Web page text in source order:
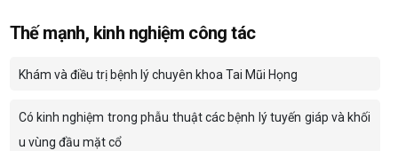
Thế mạnh, kinh nghiệm công tác
Khám và điều trị bệnh lý chuyên khoa Tai Mũi Họng
Có kinh nghiệm trong phẫu thuật các bệnh lý tuyến giáp và khối
u vùng đầu mặt cổ